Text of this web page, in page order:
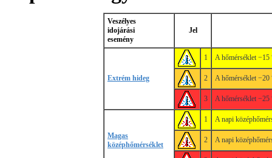
Veszélyes
idojárási
esemény
Jel
Extrém hideg
1 A hőmérséklet −15
2 A hőmérséklet −20
3 A hőmérséklet −25
Magas
középhőmérséklet
1 A napi
2 A napi